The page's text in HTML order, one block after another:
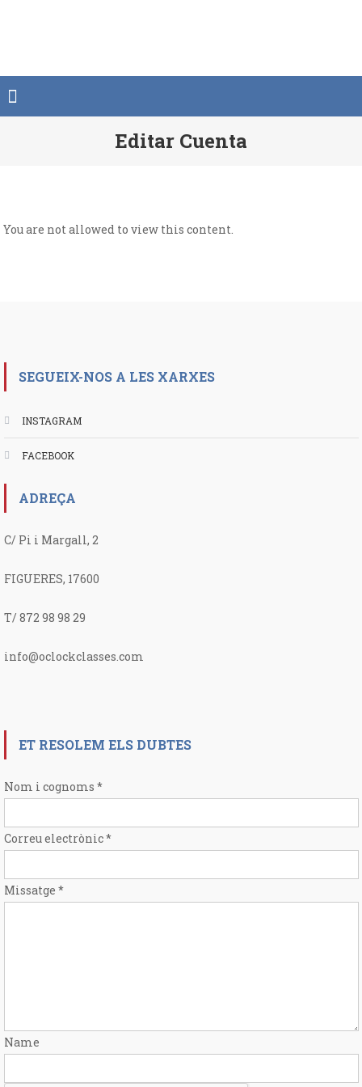
Editar Cuenta
You are not allowed to view this content.
SEGUEIX-NOS A LES XARXES
INSTAGRAM
FACEBOOK
ADREÇA
C/ Pi i Margall, 2
FIGUERES, 17600
T/ 872 98 98 29
info@oclockclasses.com
ET RESOLEM ELS DUBTES
Nom i cognoms *
Correu electrònic*
Missatge *
Name